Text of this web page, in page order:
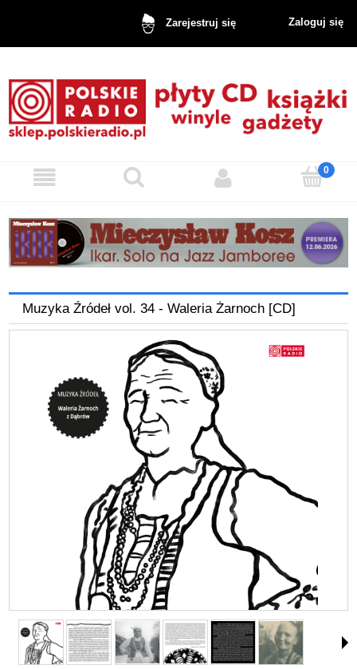
Zarejestruj się Zaloguj się
Muzyka Źródeł vol. 34 - Waleria Żarnoch [CD]